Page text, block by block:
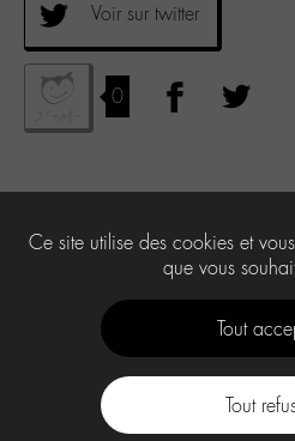
Voir sur twitter
0
Ce site utilise des cookies et
que vous
Tout
Tout